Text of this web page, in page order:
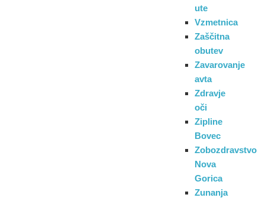
ute
Vzmetnica
Zaščitna
obutev
Zavarovanje
avta
Zdravje
oči
Zipline
Bovec
Zobozdravstvo
Nova
Gorica
Zunanja